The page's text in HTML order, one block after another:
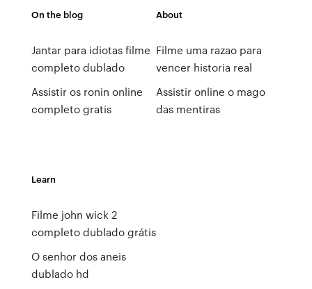
On the blog
Jantar para idiotas filme
completo dublado
Assistir os ronin online
completo gratis
About
Filme uma razao para
vencer historia real
Assistir online o mago
das mentiras
Learn
Filme john wick 2
completo dublado grátis
O senhor dos aneis
dublado hd